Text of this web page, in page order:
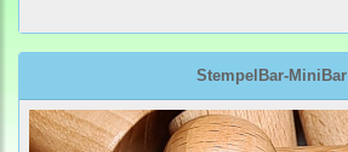
StempelBar-MiniBar